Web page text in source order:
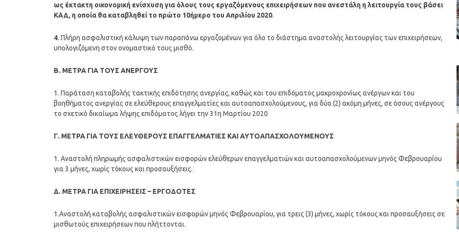
ως έκτακτη οικονομική ενίσχυση για όλους τους εργαζόμενους επιχειρήσεων που ανεστάλη η λειτουργία τους βάσει
ΚΑΔ, η οποία θα καταβληθεί το πρώτο 10ήμερο του Απριλίου 2020.
4. Πλήρη ασφαλιστική κάλυψη των παραπάνω εργαζομένων για όλο το διάστημα αναστολής λειτουργίας των επιχειρήσεων,
υπολογιζόμενη στον ονομαστικό τους μισθό.
Β. ΜΕΤΡΑ ΓΙΑ ΤΟΥΣ ΑΝΕΡΓΟΥΣ
1. Παράταση καταβολής τακτικής επιδότησης ανεργίας, καθώς και του επιδόματος μακροχρονίως ανέργων και του
βοηθήματος ανεργίας σε ελεύθερους επαγγελματίες και αυτοαπασχολούμενους, για δύο (2) ακόμη μήνες, σε όσους ανέργους
το σχετικό δικαίωμα λήψης επιδόματος λήγει την 31η Μαρτίου 2020
Γ. ΜΕΤΡΑ ΓΙΑ ΤΟΥΣ ΕΛΕΥΘΕΡΟΥΣ ΕΠΑΓΓΕΛΜΑΤΙΕΣ ΚΑΙ ΑΥΤΟΑΠΑΣΧΟΛΟΥΜΕΝΟΥΣ
1. Αναστολή πληρωμής ασφαλιστικών εισφορών ελεύθερων επαγγελματιών και αυτοαπασχολούμενων μηνός Φεβρουαρίου
για 3 μήνες, χωρίς τόκους και προσαυξήσεις.
Δ. ΜΕΤΡΑ ΓΙΑ ΕΠΙΧΕΙΡΗΣΕΙΣ – ΕΡΓΟΔΟΤΕΣ
1.Αναστολή καταβολής ασφαλιστικών εισφορών μηνός Φεβρουαρίου, για τρεις (3) μήνες, χωρίς τόκους και προσαυξήσεις σε
μισθωτούς επιχειρήσεων που πλήττονται.